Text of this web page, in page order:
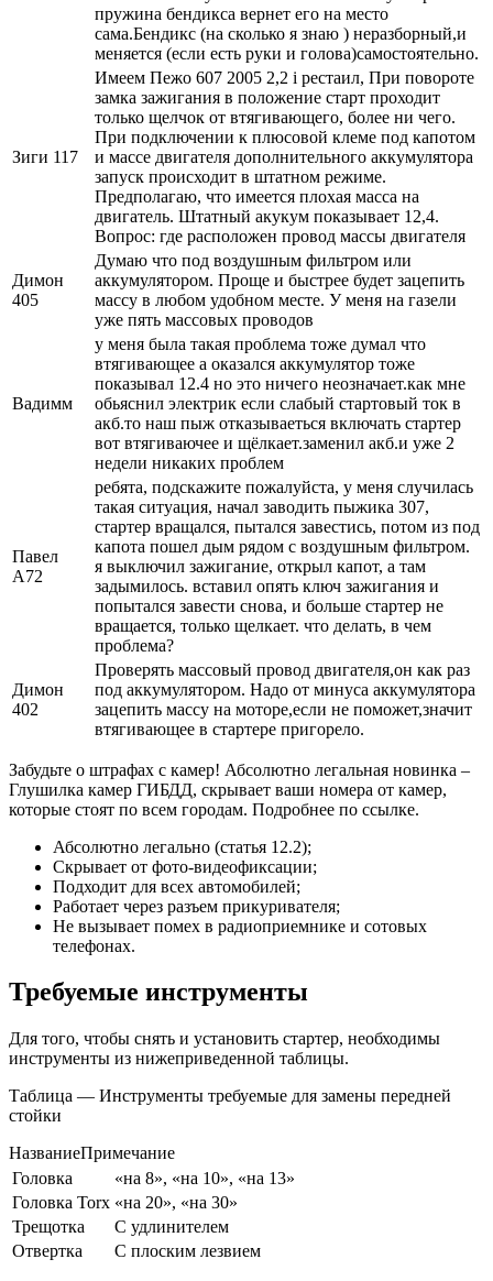
пружина бендикса вернет его на место
сама.Бендикс (на сколько я знаю ) неразборный,и
меняется (если есть руки и голова)самостоятельно.
Зиги 117
Имеем Пежо 607 2005 2,2 i рестаил, При повороте
замка зажигания в положение старт проходит
только щелчок от втягивающего, более ни чего.
При подключении к плюсовой клеме под капотом
и массе двигателя дополнительного аккумулятора
запуск происходит в штатном режиме.
Предполагаю, что имеется плохая масса на
двигатель. Штатный акукум показывает 12,4.
Вопрос: где расположен провод массы двигателя
Димон
405
Думаю что под воздушным фильтром или
аккумулятором. Проще и быстрее будет зацепить
массу в любом удобном месте. У меня на газели
уже пять массовых проводов
Вадимм
у меня была такая проблема тоже думал что
втягивающее а оказался аккумулятор тоже
показывал 12.4 но это ничего неозначает.как мне
обьяснил электрик если слабый стартовый ток в
акб.то наш пыж отказываеться включать стартер
вот втягиваючее и щёлкает.заменил акб.и уже 2
недели никаких проблем
Павел
А72
ребята, подскажите пожалуйста, у меня случилась
такая ситуация, начал заводить пыжика 307,
стартер вращался, пытался завестись, потом из под
капота пошел дым рядом с воздушным фильтром.
я выключил зажигание, открыл капот, а там
задымилось. вставил опять ключ зажигания и
попытался завести снова, и больше стартер не
вращается, только щелкает. что делать, в чем
проблема?
Димон
402
Проверять массовый провод двигателя,он как раз
под аккумулятором. Надо от минуса аккумулятора
зацепить массу на моторе,если не поможет,значит
втягивающее в стартере пригорело.
Забудьте о штрафах с камер! Абсолютно легальная новинка –
Глушилка камер ГИБДД, скрывает ваши номера от камер,
которые стоят по всем городам. Подробнее по ссылке.
Абсолютно легально (статья 12.2);
Скрывает от фото-видеофиксации;
Подходит для всех автомобилей;
Работает через разъем прикуривателя;
Не вызывает помех в радиоприемнике и сотовых
телефонах.
Требуемые инструменты
Для того, чтобы снять и установить стартер, необходимы
инструменты из нижеприведенной таблицы.
Таблица — Инструменты требуемые для замены передней
стойки
НазваниеПримечание
Головка
«на 8», «на 10», «на 13»
Головка Torx «на 20», «на 30»
Трещотка
С удлинителем
Отвертка
С плоским лезвием